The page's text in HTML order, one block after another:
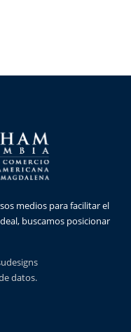
medios para facilitar el
buscamos posicionar
datos.